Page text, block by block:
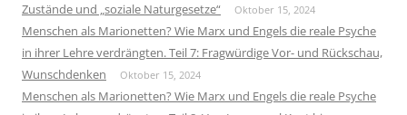
Zustände und „soziale Naturgesetze“
Oktober 15, 2024
Menschen als Marionetten? Wie Marx und Engels die reale Psyche
in ihrer Lehre verdrängten. Teil 7: Fragwürdige Vor- und Rückschau,
Wunschdenken
Oktober 15, 2024
Menschen als Marionetten? Wie Marx und Engels die reale Psyche